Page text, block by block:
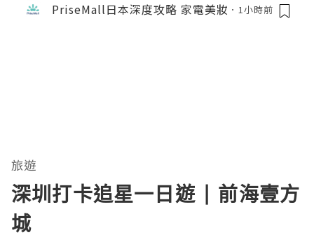
PriseMall日本深度攻略 家電美妝 1小時前
旅遊
深圳打卡追星一日遊 | 前海壹方
城